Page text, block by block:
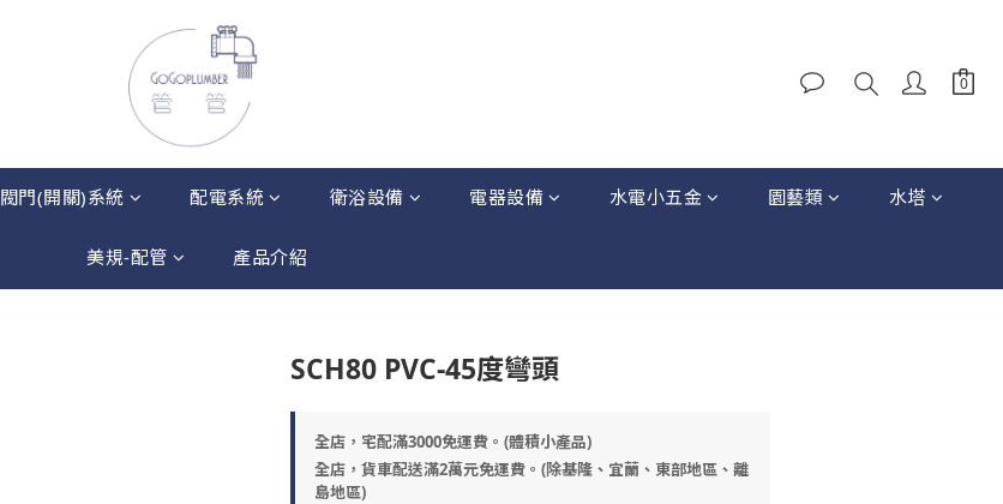
閥門(開關)系統 配電系統 衛浴設備 電器設備 水電小五金 園藝類 水塔
美規-配管 產品介紹
SCH80 PVC-45度彎頭
全店，宅配滿3000免運費。(體積小產品)
全店，貨車配送滿2萬元免運費。(除基隆、宜蘭、東部地區、離
島地區)